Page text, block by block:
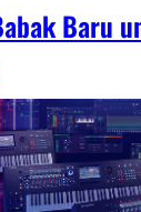
Baru